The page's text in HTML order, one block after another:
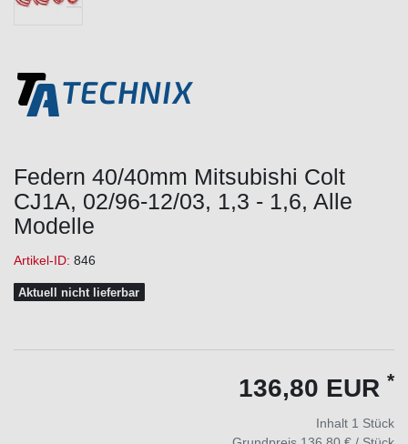
Federn 40/40mm Mitsubishi Colt
CJ1A, 02/96-12/03, 1,3 - 1,6, Alle
Modelle
Artikel-ID: 846
Aktuell nicht lieferbar
136,80 EUR *
Inhalt 1 Stück